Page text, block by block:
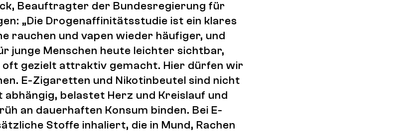
Beauftragter der Bundesregierung für
„Die Drogenaffinitätsstudie ist ein klares
rauchen und vapen wieder häufiger, und
junge Menschen heute leichter sichtbar,
gezielt attraktiv gemacht. Hier dürfen wir
E-Zigaretten und Nikotinbeutel sind nicht
belastet Herz und Kreislauf und
an dauerhaften Konsum binden. Bei E-
Stoffe inhaliert, die in Mund, Rachen